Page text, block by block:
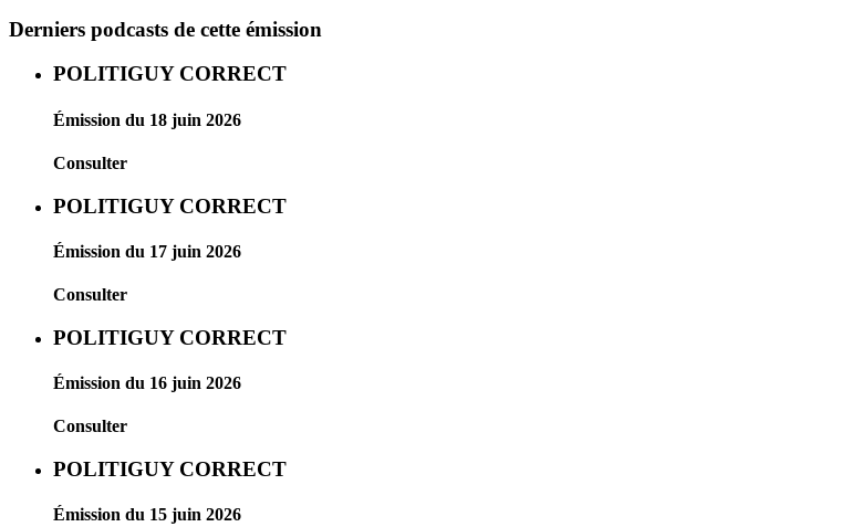
Derniers podcasts de cette émission
POLITIGUY CORRECT
Émission du 18 juin 2026
Consulter
POLITIGUY CORRECT
Émission du 17 juin 2026
Consulter
POLITIGUY CORRECT
Émission du 16 juin 2026
Consulter
POLITIGUY CORRECT
Émission du 15 juin 2026